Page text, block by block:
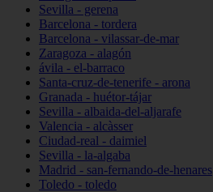
Sevilla - gerena
Barcelona - tordera
Barcelona - vilassar-de-mar
Zaragoza - alagón
ávila - el-barraco
Santa-cruz-de-tenerife - arona
Granada - huétor-tájar
Sevilla - albaida-del-aljarafe
Valencia - alcàsser
Ciudad-real - daimiel
Sevilla - la-algaba
Madrid - san-fernando-de-henares
Toledo - toledo